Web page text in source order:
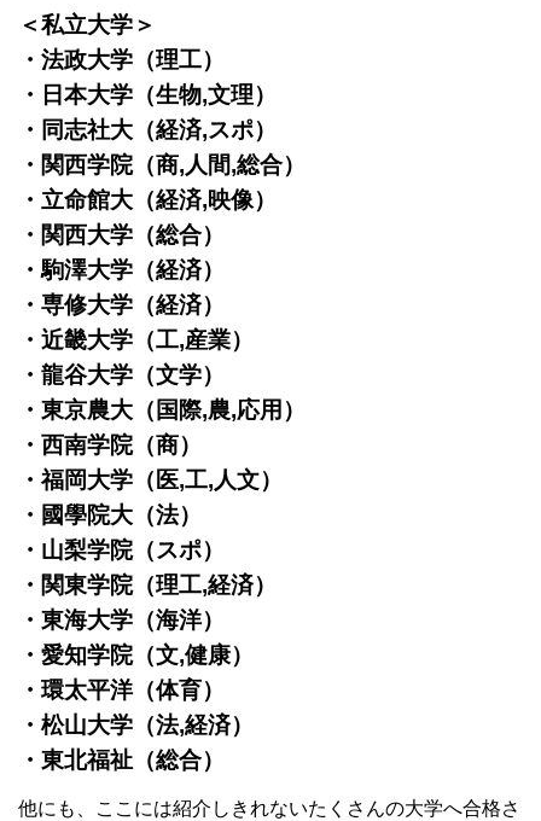
＜私立大学＞
・法政大学（理工）
・日本大学（生物,文理）
・同志社大（経済,スポ）
・関西学院（商,人間,総合）
・立命館大（経済,映像）
・関西大学（総合）
・駒澤大学（経済）
・専修大学（経済）
・近畿大学（工,産業）
・龍谷大学（文学）
・東京農大（国際,農,応用）
・西南学院（商）
・福岡大学（医,工,人文）
・國學院大（法）
・山梨学院（スポ）
・関東学院（理工,経済）
・東海大学（海洋）
・愛知学院（文,健康）
・環太平洋（体育）
・松山大学（法,経済）
・東北福祉（総合）
他にも、ここには紹介しきれないたくさんの大学へ合格さ